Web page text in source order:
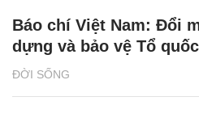
ĐỜI SỐNG
Báo chí Việt Nam: Đổi
dựng và bảo vệ Tổ quốc